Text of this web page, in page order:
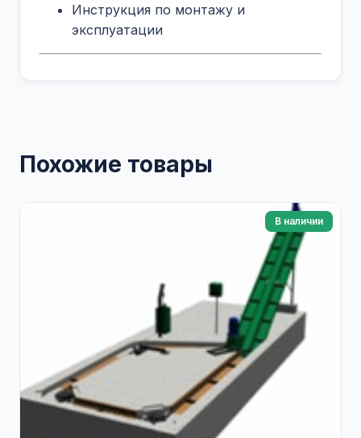
Инструкция по монтажу и
эксплуатации
Похожие товары
В наличии